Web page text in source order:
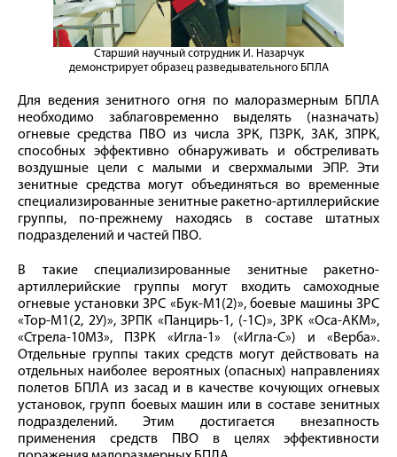
Старший научный сотрудник И. Назарчук
демонстрирует образец разведывательного БПЛА
Для ведения зенитного огня по малоразмерным БПЛА
необходимо заблаговременно выделять (назначать)
огневые средства ПВО из числа ЗРК, ПЗРК, ЗАК, ЗПРК,
способных эффективно обнаруживать и обстреливать
воздушные цели с малыми и сверхмалыми ЭПР. Эти
зенитные средства могут объединяться во временные
специализированные зенитные ракетно-артиллерийские
группы, по-прежнему находясь в составе штатных
подразделений и частей ПВО.
В такие специализированные зенитные ракетно-
артиллерийские группы могут входить самоходные
огневые установки ЗРС «Бук-М1(2)», боевые машины ЗРС
«Тор-М1(2, 2У)», ЗРПК «Панцирь-1, (-1С)», ЗРК «Оса-АКМ»,
«Стрела-10М3», ПЗРК «Игла-1» («Игла-С») и «Верба».
Отдельные группы таких средств могут действовать на
отдельных наиболее вероятных (опасных) направлениях
полетов БПЛА из засад и в качестве кочующих огневых
установок, групп боевых машин или в составе зенитных
подразделений. Этим достигается внезапность
применения средств ПВО в целях эффективности